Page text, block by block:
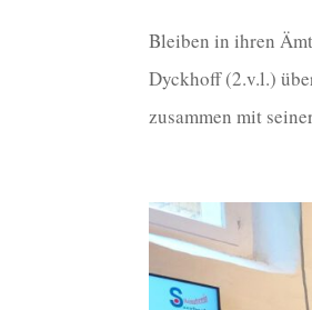
Bleiben in ihren
Dyckhoff (2.v.l.)
zusammen mit